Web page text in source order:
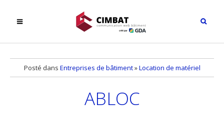
Posté dans Entreprises de bâtiment»Location de matériel
ABLOC